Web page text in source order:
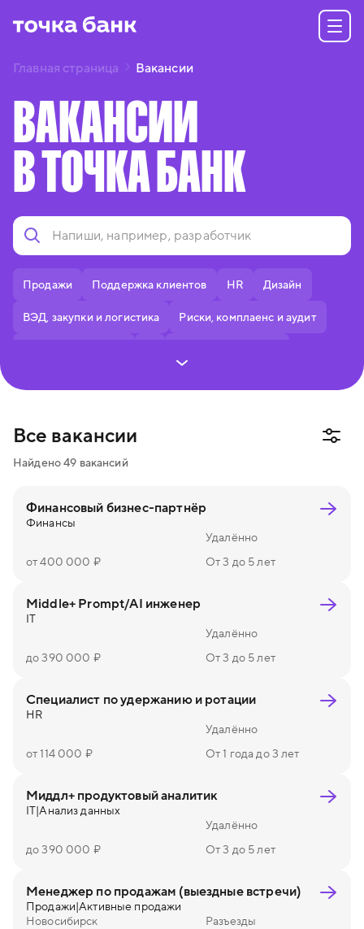
Главная страница Вакансии
ВАКАНСИИ
В ТОЧКА БАНК
Продажи Поддержка клиентов HR Дизайн
ВЭД, закупки и логистика Риски, комплаенс и аудит
Создание и управление процессами
Все вакансии
Найдено49 вакансий
Финансовый бизнес-партнёр
Финансы
Удалённо
от 400 000 ₽
От 3 до 5 лет
Middle+ Prompt/AI инженер
IT
Удалённо
до 390 000 ₽
От 3 до 5 лет
Специалист по удержанию и ротации
HR
Удалённо
от 114 000 ₽
От 1 года до 3 лет
Миддл+ продуктовый аналитик
IT|Анализ данных
Удалённо
до 390 000 ₽
От 3 до 5 лет
Менеджер по продажам (выездные встречи)
Продажи|Активные продажи
Новосибирск
Разъезды